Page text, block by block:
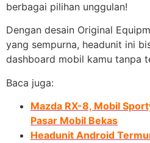
berbagai pilihan unggulan!
Dengan desain Original
yang sempurna, headunit ini
dashboard mobil kamu tanpa
Baca juga:
Mazda RX-8, Mobil
Pasar Mobil Bekas
Headunit Android